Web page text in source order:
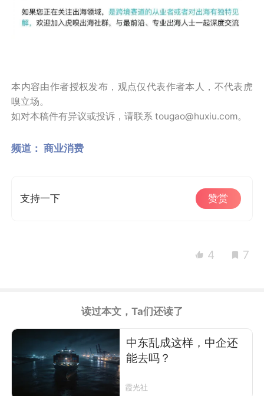
本内容由作者授权发布，观点仅代表作者本人，不代表虎
嗅立场。
如对本稿件有异议或投诉，请联系 tougao@huxiu.com。
频道： 商业消费
支持一下 赞赏
4 7
读过本文，Ta们还读了
中东乱成这样，中企还
能去吗？
霞光社